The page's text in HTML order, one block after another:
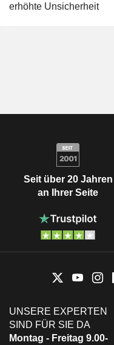
erhöhte Unsicherheit
Seit über 20 Jahren
an Ihrer Seite
UNSERE EXPERTEN
SIND FÜR SIE DA
Montag - Freitag 9.00-